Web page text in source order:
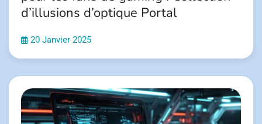
d’illusions d’optique Portal
20 Janvier 2025